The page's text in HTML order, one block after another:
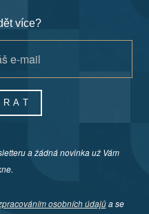
více?
a žádná novinka už Vám
osobních údajůa se